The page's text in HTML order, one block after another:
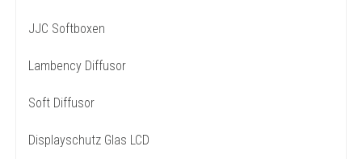
JJC Softboxen
Lambency Diffusor
Soft Diffusor
Displayschutz Glas LCD